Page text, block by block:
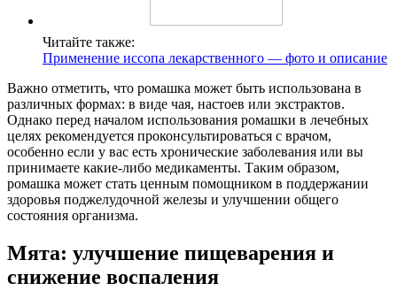
Читайте также:
Применение иссопа лекарственного — фото и описание
Важно отметить, что ромашка может быть использована в
различных формах: в виде чая, настоев или экстрактов.
Однако перед началом использования ромашки в лечебных
целях рекомендуется проконсультироваться с врачом,
особенно если у вас есть хронические заболевания или вы
принимаете какие-либо медикаменты. Таким образом,
ромашка может стать ценным помощником в поддержании
здоровья поджелудочной железы и улучшении общего
состояния организма.
Мята: улучшение пищеварения и
снижение воспаления